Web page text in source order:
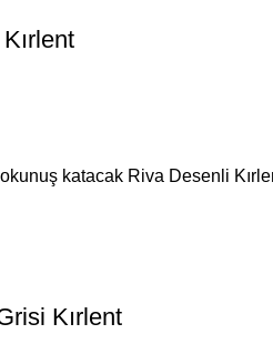
katacak Riva Desenli
Kırlent